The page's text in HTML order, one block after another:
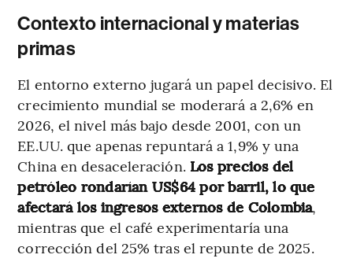
Contexto internacional y materias
primas
El entorno externo jugará un papel decisivo. El
crecimiento mundial se moderará a 2,6% en
2026, el nivel más bajo desde 2001, con un
EE.UU. que apenas repuntará a 1,9% y una
China en desaceleración. Los precios del
petróleo rondarían US$64 por barril, lo que
afectará los ingresos externos de Colombia,
mientras que el café experimentaría una
corrección del 25% tras el repunte de 2025.